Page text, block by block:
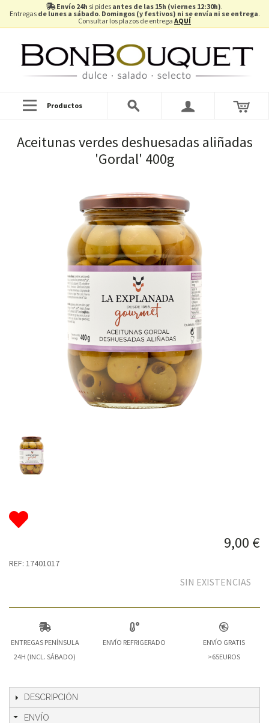
Envío 24h si pides antes de las 15h (viernes 12:30h).
Entregas de lunes a sábado. Domingos (y festivos) ni se envía ni se entrega.
Consultar los plazos de entrega AQUÍ
Productos
Aceitunas verdes deshuesadas aliñadas
'Gordal' 400g
9,00 €
REF: 17401017
SIN EXISTENCIAS
ENTREGAS PENÍNSULA
24H (INCL. SÁBADO)
ENVÍO REFRIGERADO
ENVÍO GRATIS
>65EUROS
DESCRIPCIÓN
ENVÍO